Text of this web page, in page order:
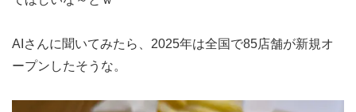
AIさんに聞いてみたら、2025年は全国で85店舗が新規オ
ープンしたそうな。